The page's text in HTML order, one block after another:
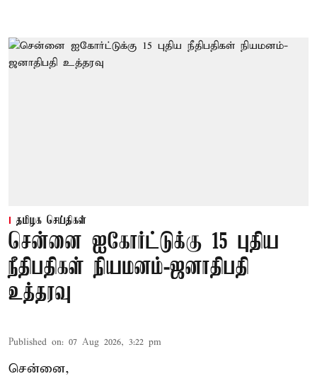
தமிழக செய்திகள்
சென்னை ஐகோர்ட்டுக்கு 15 புதிய
நீதிபதிகள் நியமனம்-ஜனாதிபதி
உத்தரவு
Published on: 07 Aug 2026, 3:22 pm
சென்னை,